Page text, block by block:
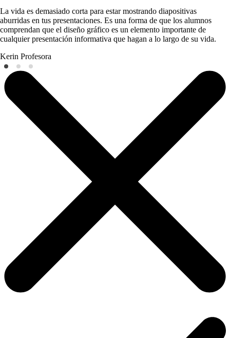
La vida es demasiado corta para estar mostrando diapositivas
aburridas en tus presentaciones. Es una forma de que los alumnos
comprendan que el diseño gráfico es un elemento importante de
cualquier presentación informativa que hagan a lo largo de su vida.
Kerin Profesora